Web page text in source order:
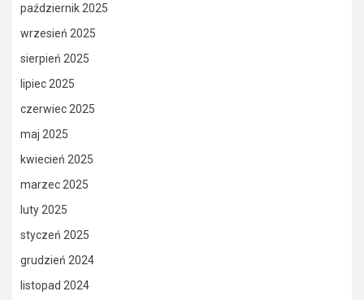
październik 2025
wrzesień 2025
sierpień 2025
lipiec 2025
czerwiec 2025
maj 2025
kwiecień 2025
marzec 2025
luty 2025
styczeń 2025
grudzień 2024
listopad 2024